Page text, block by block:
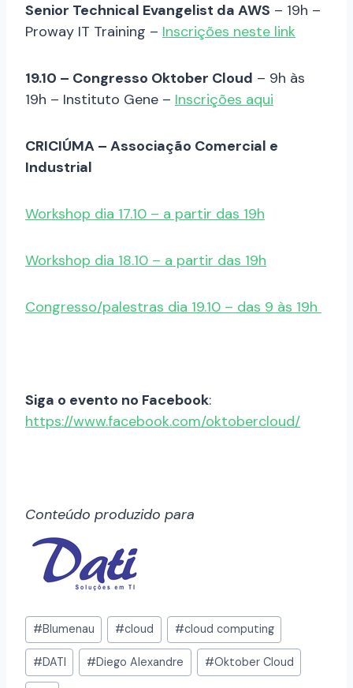
Senior Technical Evangelist da AWS – 19h –
Proway IT Training – Inscrições neste link
19.10 – Congresso Oktober Cloud – 9h às
19h – Instituto Gene – Inscrições aqui
CRICIÚMA – Associação Comercial e
Industrial
Workshop dia 17.10 – a partir das 19h
Workshop dia 18.10 – a partir das 19h
Congresso/palestras dia 19.10 – das 9 às 19h
Siga o evento no Facebook:
https://www.facebook.com/oktobercloud/
Conteúdo produzido para
#Blumenau #cloud #cloud computing
#DATI #Diego Alexandre #Oktober Cloud